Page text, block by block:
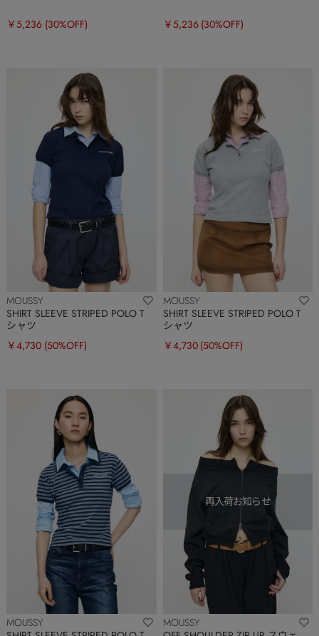
￥5,236 (30%OFF) ￥5,236 (30%OFF)
MOUSSY
SHIRT SLEEVE STRIPED POLO T
シャツ
￥4,730 (50%OFF)
MOUSSY
SHIRT SLEEVE STRIPED POLO T
シャツ
￥4,730 (50%OFF)
MOUSSY
MOUSSY